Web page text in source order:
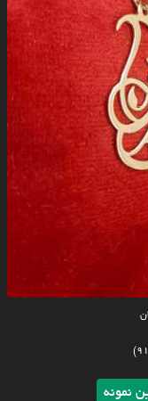
نمونه